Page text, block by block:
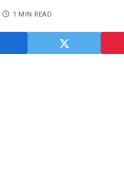
1 MIN READ